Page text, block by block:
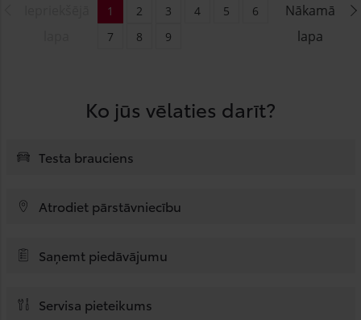
Nākamā
lapa
1 2 3 4 5
6
7
8 9
Ko jūs vēlaties darīt?
Testa brauciens
Atrodiet pārstāvniecību
Saņemt piedāvājumu
Servisa pieteikums